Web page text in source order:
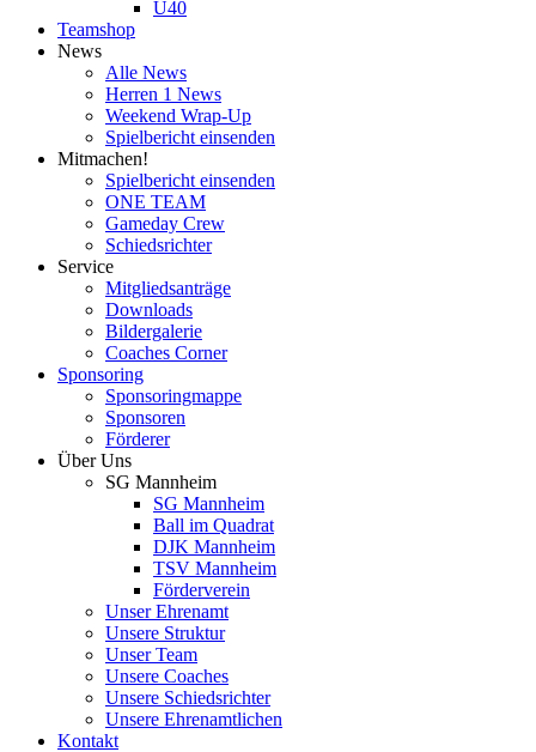
Ü40
Teamshop
News
Alle News
Herren 1 News
Weekend Wrap-Up
Spielbericht einsenden
Mitmachen!
Spielbericht einsenden
ONE TEAM
Gameday Crew
Schiedsrichter
Service
Mitgliedsanträge
Downloads
Bildergalerie
Coaches Corner
Sponsoring
Sponsoringmappe
Sponsoren
Förderer
Über Uns
SG Mannheim
SG Mannheim
Ball im Quadrat
DJK Mannheim
TSV Mannheim
Förderverein
Unser Ehrenamt
Unsere Struktur
Unser Team
Unsere Coaches
Unsere Schiedsrichter
Unsere Ehrenamtlichen
Kontakt